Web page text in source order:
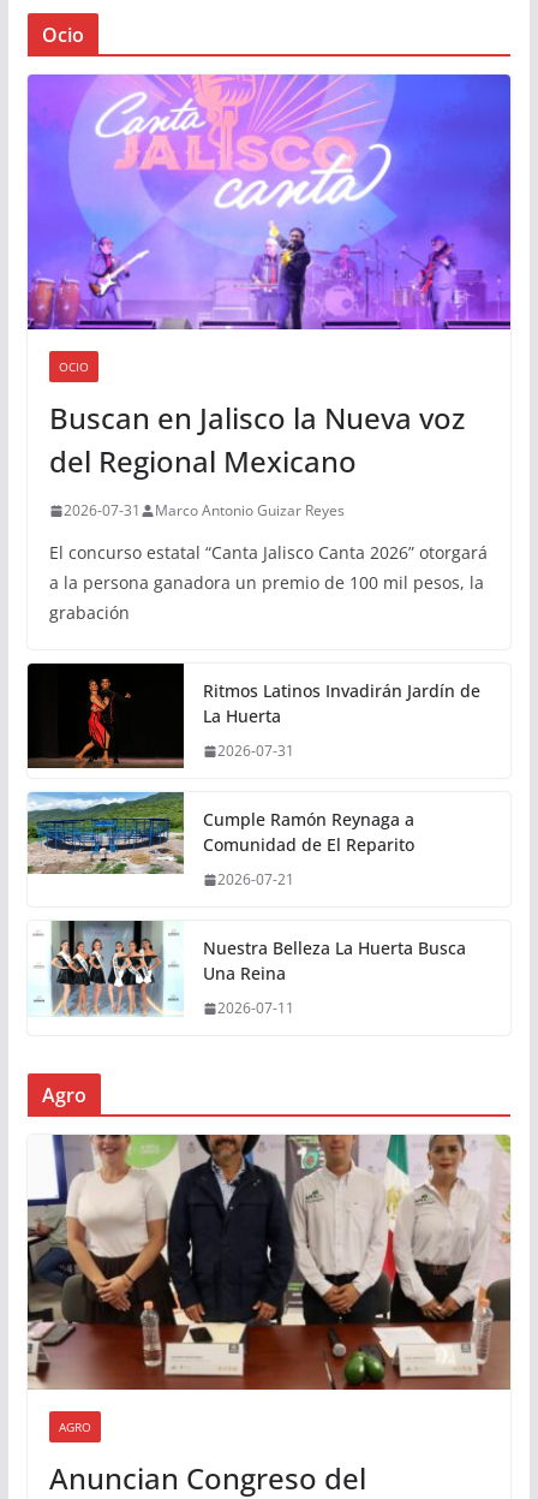
Ocio
OCIO
Buscan en Jalisco la Nueva voz
del Regional Mexicano
2026-07-31 Marco Antonio Guizar Reyes
El concurso estatal “Canta Jalisco Canta 2026” otorgará
a la persona ganadora un premio de 100 mil pesos, la
grabación
Ritmos Latinos Invadirán Jardín de
La Huerta
2026-07-31
Cumple Ramón Reynaga a
Comunidad de El Reparito
2026-07-21
Nuestra Belleza La Huerta Busca
Una Reina
2026-07-11
Agro
AGRO
Anuncian Congreso del